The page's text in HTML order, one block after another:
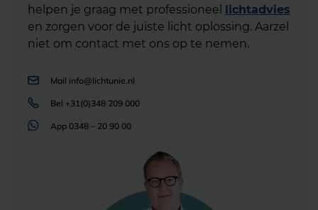
helpen je graag met professioneel lichtadvies
en zorgen voor de juiste licht oplossing. Aarzel
niet om contact met ons op te nemen.
Mail info@lichtunie.nl
Bel +31(0)348 209 000
App 0348 – 20 90 00